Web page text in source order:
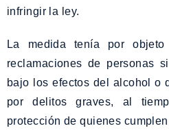
infringir la ley.
La medida tenía por
reclamaciones de personas
bajo los efectos del alcohol o
por delitos graves, al
protección de quienes